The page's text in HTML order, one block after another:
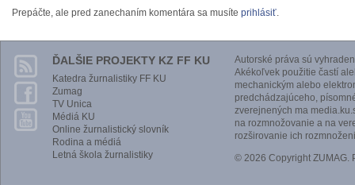
Prepáčte, ale pred zanechaním komentára sa musíte prihlásiť.
ĎALŠIE PROJEKTY KZ FF KU
Katedra žurnalistiky FF KU
Zumag
TV Unica
Médiá KU
Online žurnalistický slovník
Rodina a médiá
Letná škola žurnalistiky
Autorské práva sú
Akékoľvek použitie častí
mechanickým alebo
predchádzajúceho,
zverejnených ma
na rozmnožovanie a na
rozširovanie ich
© 2026 Copyright ZUMAG.